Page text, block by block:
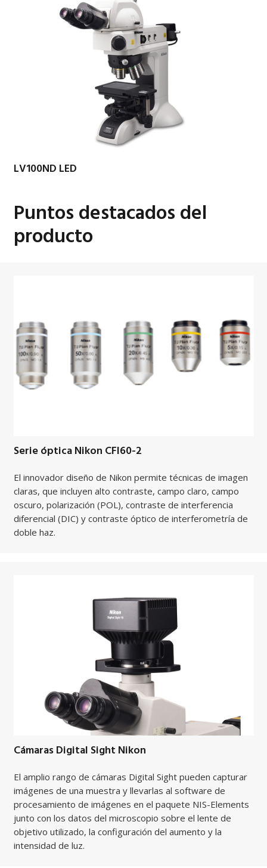
LV100ND LED
Puntos destacados del
producto
Serie óptica Nikon CFI60-2
El innovador diseño de Nikon permite técnicas de imagen
claras, que incluyen alto contraste, campo claro, campo
oscuro, polarización (POL), contraste de interferencia
diferencial (DIC) y contraste óptico de interferometría de
doble haz.
Cámaras Digital Sight Nikon
El amplio rango de cámaras Digital Sight pueden capturar
imágenes de una muestra y llevarlas al software de
procesamiento de imágenes en el paquete NIS-Elements
junto con los datos del microscopio sobre el lente de
objetivo utilizado, la configuración del aumento y la
intensidad de luz.